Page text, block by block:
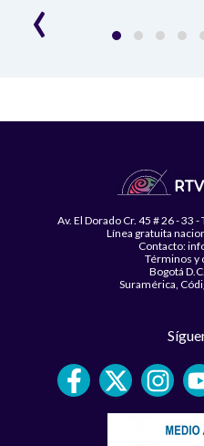
‹
Av. El Dorado Cr. 45 # 26 -
Línea gratuita
Contacto:
Términos y
Bogotá
Suramérica,